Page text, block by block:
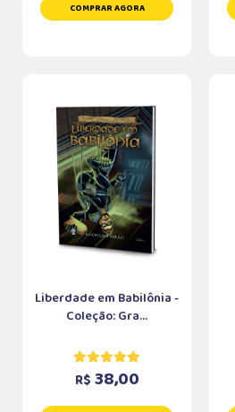
COMPRAR AGORA
Liberdade em Babilônia -
Coleção: Gra...
R$ 38,00